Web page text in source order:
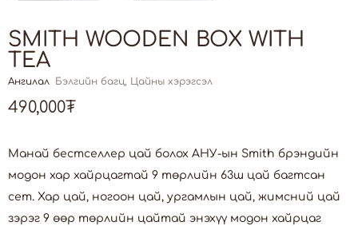
SMITH WOODEN BOX WITH
TEA
Ангилал Бэлгийн багц, Цайны хэрэгсэл
490,000₮
Манай бестселлер цай болох АНУ-ын Smith брэндийн
модон хар хайрцагтай 9 төрлийн 63ш цай багтсан
сет. Хар цай, ногоон цай, ургамлын цай, жимсний цай
зэрэг 9 өөр төрлийн цайтай энэхүү модон хайрцаг